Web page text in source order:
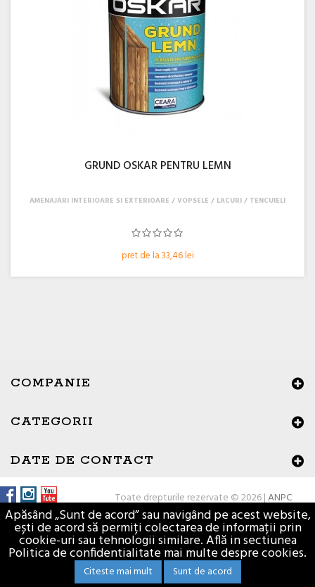
GRUND OSKAR PENTRU LEMN
pret de la 33,46 lei
AMENAJARI INTERIOARE SI EXTERIOARE VOPSELE / LACURI / TENCUIELI
COMPANIE
CATEGORII
DATE DE CONTACT
Toate drepturile rezervate © 2026 |ANPC
Materiale de constructii - Vasion.ro
Apăsând „Sunt de acord” sau navigând pe acest website,
ești de acord să permiți colectarea de informații prin
cookie-uri sau tehnologii similare. Află in sectiunea
Politica de confidentialitate mai multe despre cookies.
Citeste mai mult Sunt de acord
Buna ziua, Suntem aici sa va ajutam!